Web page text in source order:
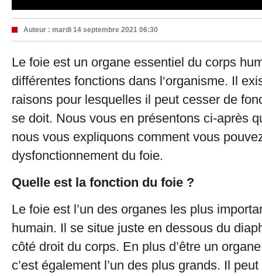
Auteur : mardi 14 septembre 2021 06:30
Le foie est un organe essentiel du corps
différentes fonctions dans l‘organisme. Il
raisons pour lesquelles il peut cesser de
se doit. Nous vous en présentons ci-après
nous vous expliquons comment vous
dysfonctionnement du foie.
Quelle est la fonction du foie ?
Le foie est l’un des organes les plus
humain. Il se situe juste en dessous du
côté droit du corps. En plus d’être un
c’est également l’un des plus grands. Il